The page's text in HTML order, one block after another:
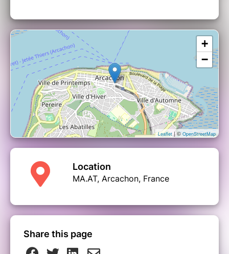
+
−
Leaflet | ©OpenStreetMap
Location
MA.AT, Arcachon, France
Share this page